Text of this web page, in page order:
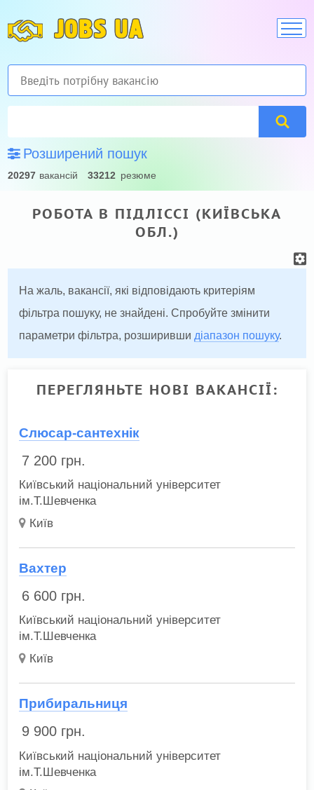
JOBS UA
Розширений пошук
20297 вакансій 33212 резюме
РОБОТА В ПІДЛІССІ (КИЇВСЬКА
ОБЛ.)
На жаль, вакансії, які відповідають критеріям
фільтра пошуку, не знайдені. Спробуйте змінити
параметри фільтра, розширивши діапазон пошуку.
ПЕРЕГЛЯНЬТЕ НОВІ ВАКАНСІЇ:
Слюсар-сантехнік
7 200 грн.
Київський національний університет
ім.Т.Шевченка
Київ
Вахтер
6 600 грн.
Київський національний університет
ім.Т.Шевченка
Київ
Прибиральниця
9 900 грн.
Київський національний університет
ім.Т.Шевченка